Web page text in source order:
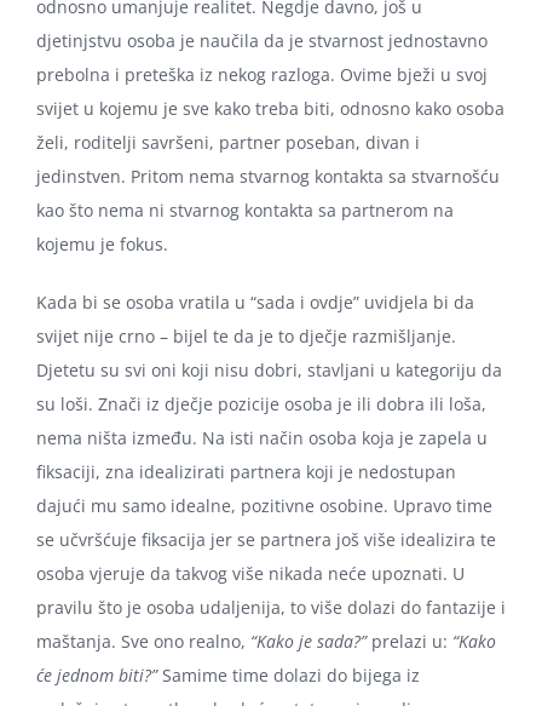
odnosno umanjuje realitet. Negdje davno, još u
djetinjstvu osoba je naučila da je stvarnost jednostavno
prebolna i preteška iz nekog razloga. Ovime bježi u svoj
svijet u kojemu je sve kako treba biti, odnosno kako osoba
želi, roditelji savršeni, partner poseban, divan i
jedinstven. Pritom nema stvarnog kontakta sa stvarnošću
kao što nema ni stvarnog kontakta sa partnerom na
kojemu je fokus.
Kada bi se osoba vratila u “sada i ovdje” uvidjela bi da
svijet nije crno – bijel te da je to dječje razmišljanje.
Djetetu su svi oni koji nisu dobri, stavljani u kategoriju da
su loši. Znači iz dječje pozicije osoba je ili dobra ili loša,
nema ništa između. Na isti način osoba koja je zapela u
fiksaciji, zna idealizirati partnera koji je nedostupan
dajući mu samo idealne, pozitivne osobine. Upravo time
se učvršćuje fiksacija jer se partnera još više idealizira te
osoba vjeruje da takvog više nikada neće upoznati. U
pravilu što je osoba udaljenija, to više dolazi do fantazije i
maštanja. Sve ono realno, “Kako je sada?”prelazi u: “Kako
će jednom biti?”Samime time dolazi do bijega iz